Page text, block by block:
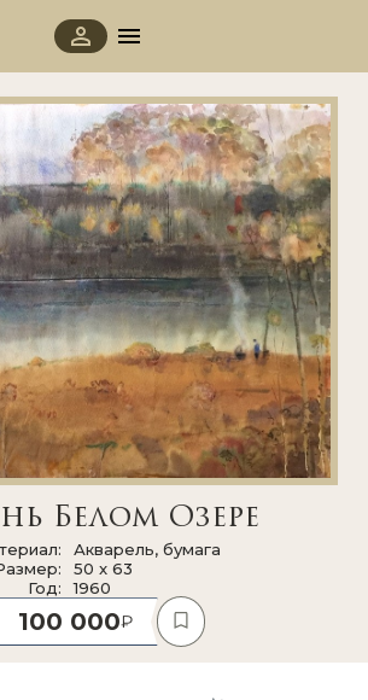
Белом Озере
Акварель, бумага
50 x 63
Год
1960
100 000